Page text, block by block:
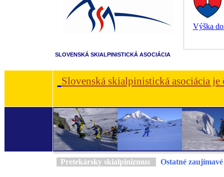
Výška
SLOVENSKÁ SKIALPINISTICKÁ ASOCIÁCIA
Slovenská skialpinistická asociácia
Pretekársky skialpinizmus Ostatné